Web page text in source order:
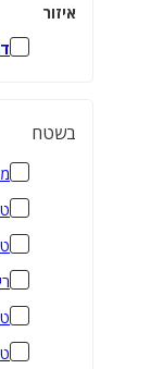
איזור
בשטח